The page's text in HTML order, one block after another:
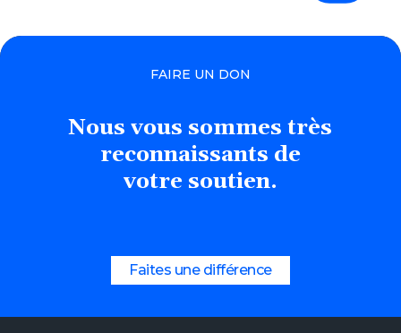
FAIRE UN DON
Nous vous sommes très
reconnaissants de
votre soutien.
Faites une différence